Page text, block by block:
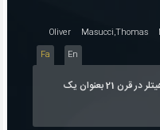
Oliver Masucci,Thomas
Fa En
فیلم داستان پدیدار شدن دوباره آدولف هیتلر در قرن 21 بعنوان یک